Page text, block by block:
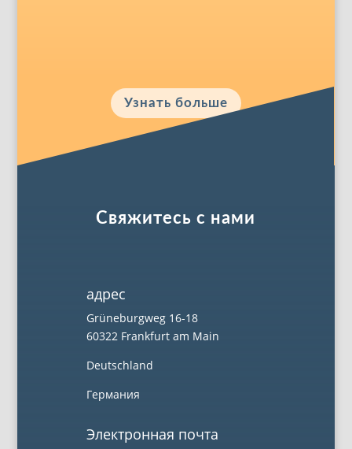
Узнать больше
Свяжитесь с нами
адрес
Grüneburgweg 16-18
60322 Frankfurt am Main
Deutschland
Германия
Электронная почта